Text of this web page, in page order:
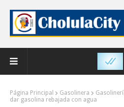
Página Principal Gasolinera
dar gasolina rebajada con agua